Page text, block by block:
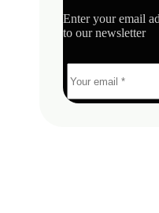
Enter your email
to our newsletter